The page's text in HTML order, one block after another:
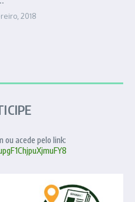
2018
ou acede pelo link: